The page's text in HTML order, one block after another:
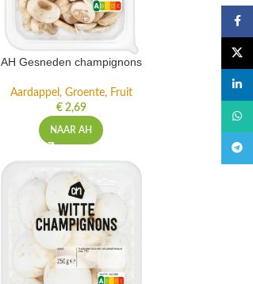
AH Gesneden champignons
Aardappel, Groente, Fruit
€2,69
NAAR AH